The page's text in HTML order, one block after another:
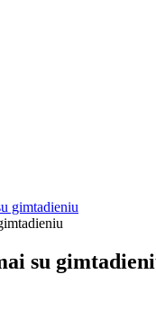
gimtadieniu
su